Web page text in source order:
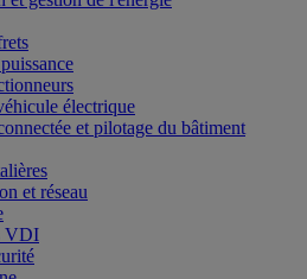
électrique
et pilotage du bâtiment
et réseau
VDI